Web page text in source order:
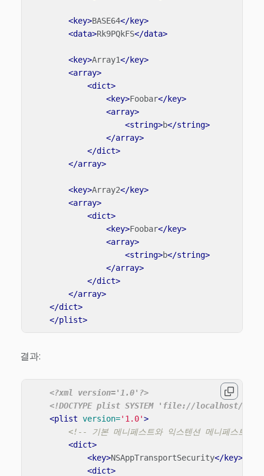
<key>BASE64</key>
<data>Rk9PQkFS</data>
<key>Array1</key>
<array>
<dict>
<key>Foobar</key>
<array>
<string>b</string>
</array>
</dict>
</array>
<key>Array2</key>
<array>
<dict>
<key>Foobar</key>
<array>
<string>b</string>
</array>
</dict>
</array>
</dict>
</plist>
결과:
<?xml version='1.0'?>
<!DOCTYPE plist SYSTEM 'file://localhost/
<plist version='1.0'>
<!-- 기본 메니페스트와 익스텐션 메니페스트의
<dict>
<key>NSAppTransportSecurity</key>
<dict>